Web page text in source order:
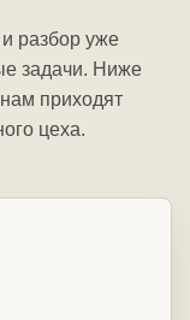
разбор уже
задачи. Ниже
приходят
цеха.